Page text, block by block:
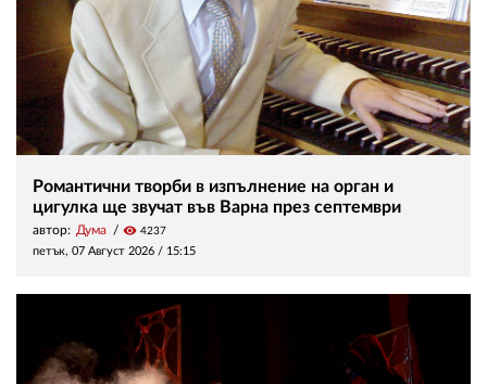
Романтични творби в изпълнение на орган и
цигулка ще звучат във Варна през септември
автор: Дума visibility 4237
петък, 07 Август 2026 / 15:15